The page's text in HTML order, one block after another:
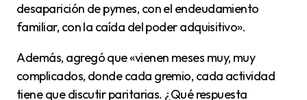
desaparición de pymes, con el endeudamiento
familiar, con la caída del poder adquisitivo».
Además, agregó que «vienen meses muy, muy
complicados, donde cada gremio, cada actividad
tiene que discutir paritarias. ¿Qué respuesta